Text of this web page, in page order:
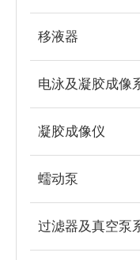
移液器
电泳及凝胶成像
凝胶成像仪
蠕动泵
过滤器及真空泵